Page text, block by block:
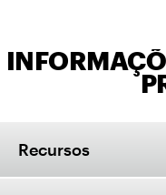
Recursos